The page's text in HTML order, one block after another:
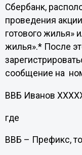
Сбербанк,
проведения
готового жилья»
жилья».* После
сообщение на
ВВБ Иванов
где
ВВБ – Префикс,